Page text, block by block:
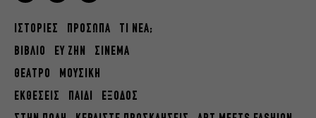
ΙΣΤΟΡΙΕΣ ΠΡΟΣΩΠΑ
ΤΙ ΝΕΑ;
ΒΙΒΛΙΟ
ΕΥ ΖΗΝ
ΣΙΝΕΜΑ
ΘΕΑΤΡΟ
ΜΟΥΣΙΚΗ
ΕΚΘΕΣΕΙΣ
ΠΑΙΔΙ
ΕΞΟΔΟΣ